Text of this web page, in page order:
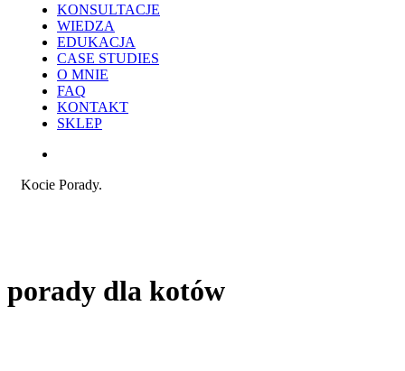
search
Menu
KONSULTACJE
WIEDZA
EDUKACJA
CASE STUDIES
O MNIE
FAQ
KONTAKT
SKLEP
Kocie Porady.
porady dla kotów